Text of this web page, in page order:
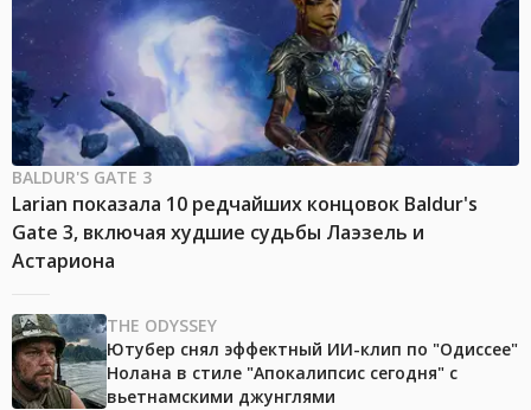
BALDUR'S GATE 3
Larian показала 10 редчайших концовок Baldur's
Gate 3, включая худшие судьбы Лаэзель и
Астариона
THE ODYSSEY
Ютубер снял эффектный ИИ-клип по "Одиссее"
Нолана в стиле "Апокалипсис сегодня" с
вьетнамскими джунглями